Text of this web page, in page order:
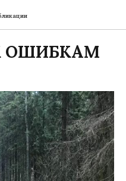
ОШИБКАМ